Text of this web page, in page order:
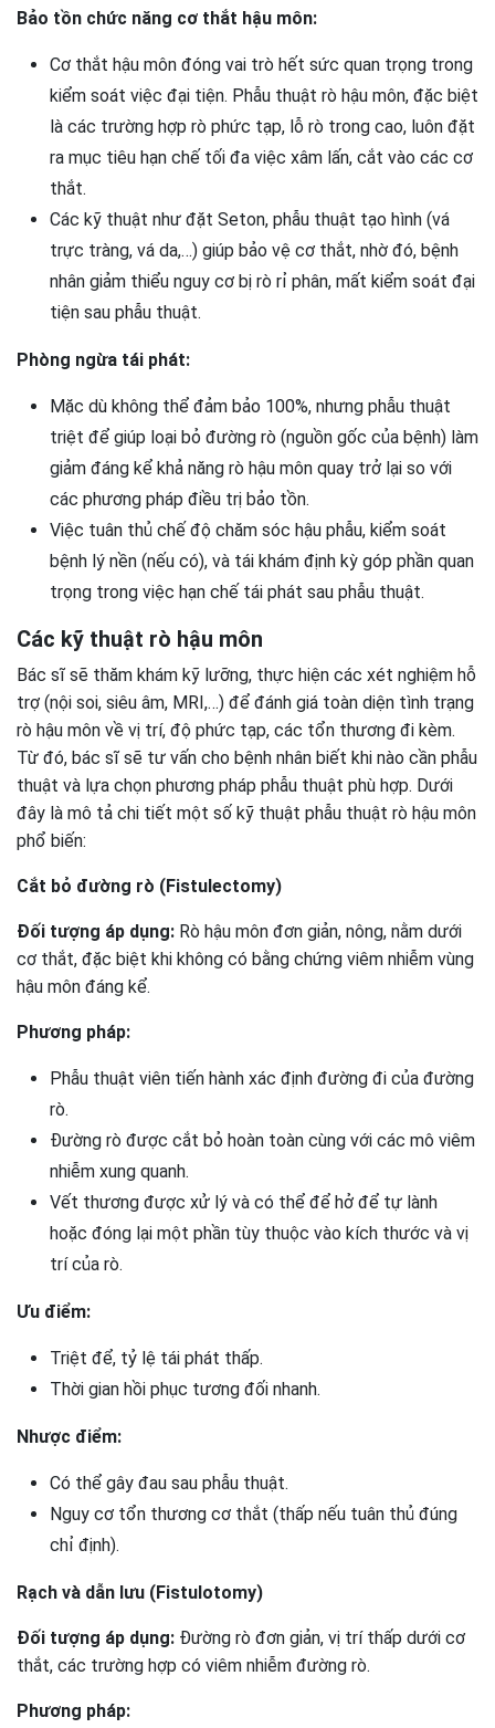
Bảo tồn chức năng cơ thắt hậu môn:
Cơ thắt hậu môn đóng vai trò hết sức quan trọng trong
kiểm soát việc đại tiện. Phẫu thuật rò hậu môn, đặc biệt
là các trường hợp rò phức tạp, lỗ rò trong cao, luôn đặt
ra mục tiêu hạn chế tối đa việc xâm lấn, cắt vào các cơ
thắt.
Các kỹ thuật như đặt Seton, phẫu thuật tạo hình (vá
trực tràng, vá da,…) giúp bảo vệ cơ thắt, nhờ đó, bệnh
nhân giảm thiểu nguy cơ bị rò rỉ phân, mất kiểm soát đại
tiện sau phẫu thuật.
Phòng ngừa tái phát:
Mặc dù không thể đảm bảo 100%, nhưng phẫu thuật
triệt để giúp loại bỏ đường rò (nguồn gốc của bệnh) làm
giảm đáng kể khả năng rò hậu môn quay trở lại so với
các phương pháp điều trị bảo tồn.
Việc tuân thủ chế độ chăm sóc hậu phẫu, kiểm soát
bệnh lý nền (nếu có), và tái khám định kỳ góp phần quan
trọng trong việc hạn chế tái phát sau phẫu thuật.
Các kỹ thuật rò hậu môn
Bác sĩ sẽ thăm khám kỹ lưỡng, thực hiện các xét nghiệm hỗ
trợ (nội soi, siêu âm, MRI,…) để đánh giá toàn diện tình trạng
rò hậu môn về vị trí, độ phức tạp, các tổn thương đi kèm.
Từ đó, bác sĩ sẽ tư vấn cho bệnh nhân biết khi nào cần phẫu
thuật và lựa chọn phương pháp phẫu thuật phù hợp. Dưới
đây là mô tả chi tiết một số kỹ thuật phẫu thuật rò hậu môn
phổ biến:
Cắt bỏ đường rò (Fistulectomy)
Đối tượng áp dụng: Rò hậu môn đơn giản, nông, nằm dưới
cơ thắt, đặc biệt khi không có bằng chứng viêm nhiễm vùng
hậu môn đáng kể.
Phương pháp:
Phẫu thuật viên tiến hành xác định đường đi của đường
rò.
Đường rò được cắt bỏ hoàn toàn cùng với các mô viêm
nhiễm xung quanh.
Vết thương được xử lý và có thể để hở để tự lành
hoặc đóng lại một phần tùy thuộc vào kích thước và vị
trí của rò.
Ưu điểm:
Triệt để, tỷ lệ tái phát thấp.
Thời gian hồi phục tương đối nhanh.
Nhược điểm:
Có thể gây đau sau phẫu thuật.
Nguy cơ tổn thương cơ thắt (thấp nếu tuân thủ đúng
chỉ định).
Rạch và dẫn lưu (Fistulotomy)
Đối tượng áp dụng: Đường rò đơn giản, vị trí thấp dưới cơ
thắt, các trường hợp có viêm nhiễm đường rò.
Phương pháp: